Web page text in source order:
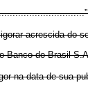
acrescida do
do Brasil
na data de sua